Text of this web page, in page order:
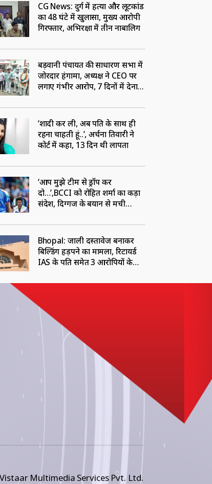
CG News: दुर्ग में हत्या और लूटकांड
का 48 घंटे में खुलासा, मुख्य आरोपी
गिरफ्तार, अभिरक्षा में तीन नाबालिग
बड़वानी पंचायत की साधारण सभा में
जोरदार हंगामा, अध्यक्ष ने CEO पर
लगाए गंभीर आरोप, 7 दिनों में देना
‘शादी कर ली, अब पति के साथ ही
रहना चाहती हूं..’, अर्चना तिवारी ने
कोर्ट में कहा, 13 दिन थी लापता
‘आप मुझे टीम से ड्रॉप कर
दो…’,BCCI को रोहित शर्मा का कड़ा
संदेश, दिग्गज के बयान से मची
Bhopal: जाली दस्तावेज बनाकर
बिल्डिंग हड़पने का मामला, रिटायर्ड
IAS के पति समेत 3 आरोपियों के
Multimedia Services Pvt. Ltd.